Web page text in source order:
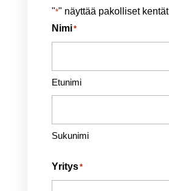
"*" näyttää pakolliset kentät
Nimi*
Etunimi
Sukunimi
Yritys*